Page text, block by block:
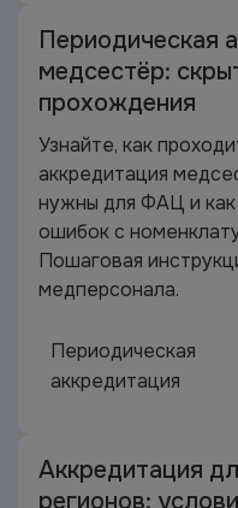
Периодическая
медсестёр:
прохождения
Узнайте, как
аккредитация
нужны для ФАЦ и как
ошибок с
Пошаговая
медперсонала.
Периодическая
аккредитация
Аккредитация
регионов: